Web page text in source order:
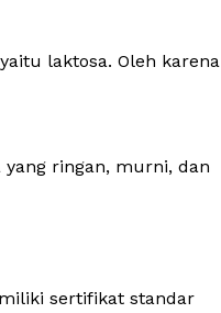
laktosa. Oleh karena
ringan, murni, dan
sertifikat standar